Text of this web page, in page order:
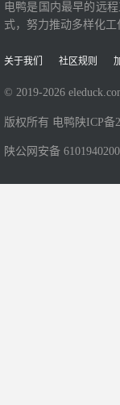
电鸭是国内最早的远
式，努力推动多样化工
关于我们 社区规则
© 2019-2026
版权所有 电鸭 陕ICP备
陕公网安备